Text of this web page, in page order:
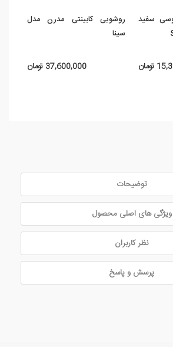
سفید
روشویی کابینتی مدرن مدل
سینا
37,600,000 تومان
توضیحات
ویژگی های اصلی محصول
نظر کاربران
پرسش و پاسخ